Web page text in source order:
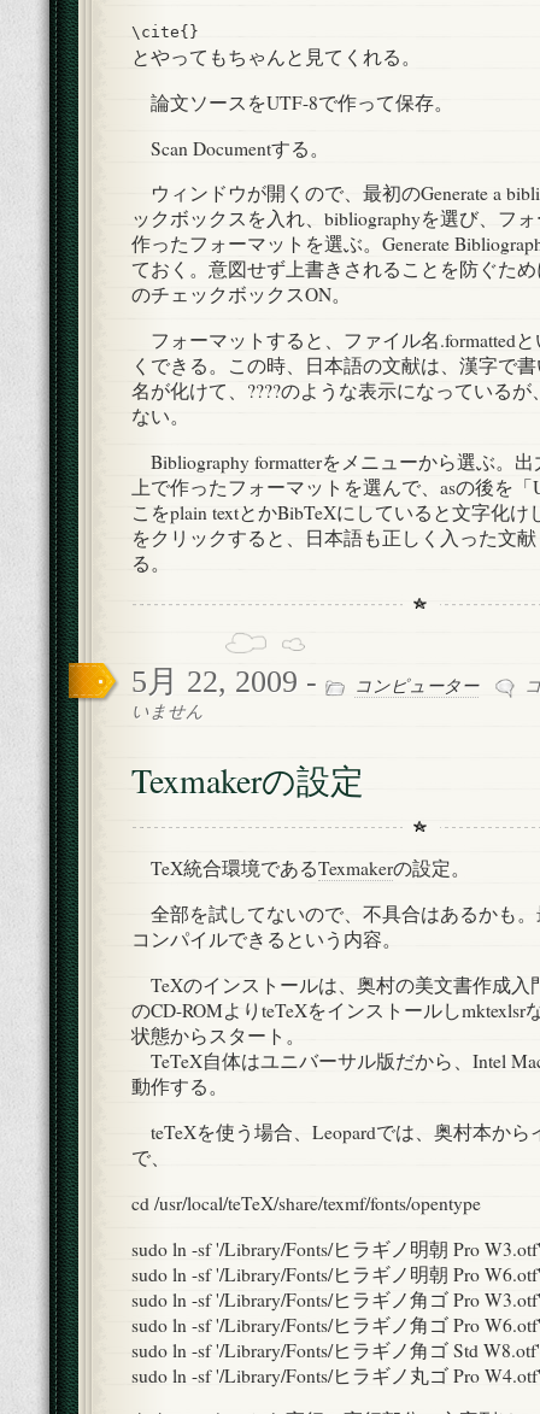
\cite{}
とやってもちゃんと見てくれる。
論文ソースをUTF-8で作って保存。
Scan Documentする。
ウィンドウが開くので、最初のGenerate a
ックボックスを入れ、bibliographyを選び、フ
作ったフォーマットを選ぶ。Generate
ておく。意図せず上書きされることを防ぐため
のチェックボックスON。
フォーマットすると、ファイル名.formatted
くできる。この時、日本語の文献は、漢字で
名が化けて、????のような表示になっている
ない。
Bibliography formatterをメニューから選ぶ。
上で作ったフォーマットを選んで、asの後を「
こをplain textとかBibTeXにしていると文字化け
をクリックすると、日本語も正しく入った文
る。
5月 22, 2009 - コンピューター
いません
Texmakerの設定
TeX統合環境であるTexmakerの設定。
全部を試してないので、不具合はあるかも
コンパイルできるという内容。
TeXのインストールは、奥村の美文書作成入
のCD-ROMよりteTeXをインストールしmktexlsr
状態からスタート。
TeTeX自体はユニバーサル版だから、Intel
動作する。
teTeXを使う場合、Leopardでは、奥村本から
で、
cd /usr/local/teTeX/share/texmf/fonts/opentype
sudo ln -sf '/Library/Fonts/ヒラギノ明朝 Pro
sudo ln -sf '/Library/Fonts/ヒラギノ明朝 Pro
sudo ln -sf '/Library/Fonts/ヒラギノ角ゴ Pro
sudo ln -sf '/Library/Fonts/ヒラギノ角ゴ Pro
sudo ln -sf '/Library/Fonts/ヒラギノ角ゴ Std
sudo ln -sf '/Library/Fonts/ヒラギノ丸ゴ Pro